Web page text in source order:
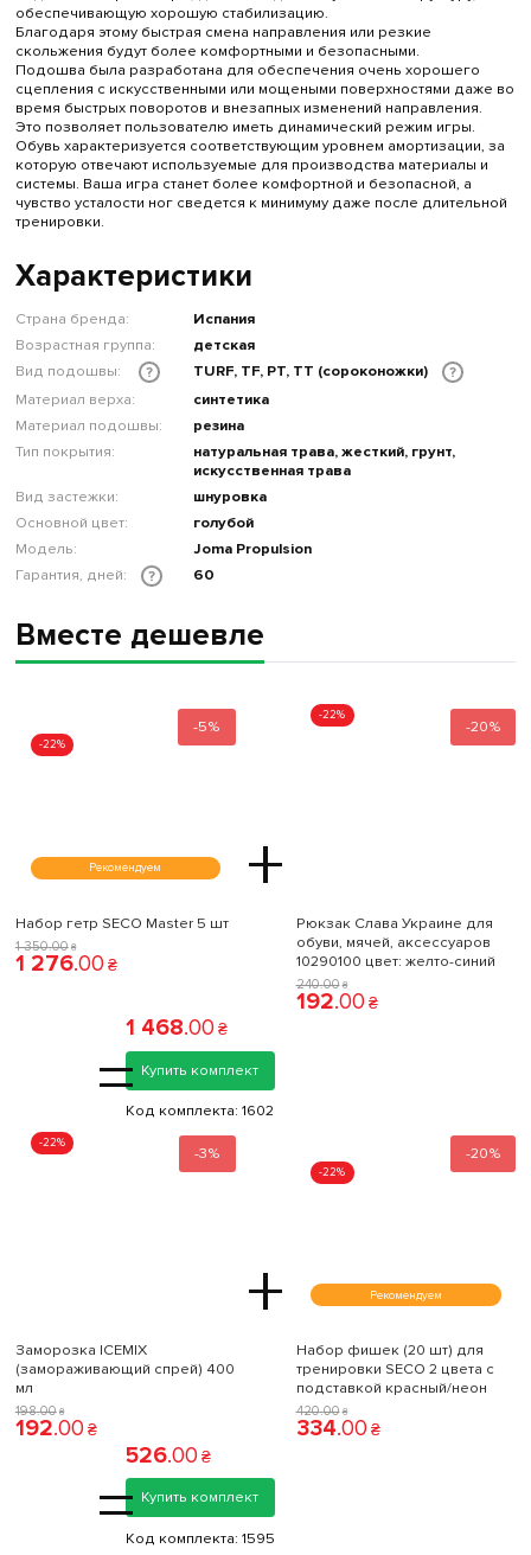
обеспечивающую хорошую стабилизацию.
Благодаря этому быстрая смена направления или резкие
скольжения будут более комфортными и безопасными.
Подошва была разработана для обеспечения очень хорошего
сцепления с искусственными или мощеными поверхностями даже во
время быстрых поворотов и внезапных изменений направления.
Это позволяет пользователю иметь динамический режим игры.
Обувь характеризуется соответствующим уровнем амортизации, за
которую отвечают используемые для производства материалы и
системы. Ваша игра станет более комфортной и безопасной, а
чувство усталости ног сведется к минимуму даже после длительной
тренировки.
Характеристики
Страна бренда:
Испания
Возрастная группа:
детская
Вид подошвы:
? TURF, TF, PT, TT (сороконожки)
?
Материал верха:
синтетика
Материал подошвы:
резина
Тип покрытия:
натуральная трава, жесткий, грунт,
искусственная трава
Вид застежки:
шнуровка
Основной цвет:
голубой
Модель:
Joma Propulsion
Гарантия, дней:
? 60
Вместе дешевле
-5%
Рекомендуем
-22%
+
Набор гетр SECO Master 5 шт
1 350.00 ₴
1 276.00 ₴
-20%
-22%
Рюкзак Слава Украине для
обуви, мячей, аксессуаров
10290100 цвет: желто-синий
240.00 ₴
192.00 ₴
=
1 468.00 ₴
Купить комплект
Код комплекта: 1602
-3%
-22%
+
Заморозка ICEMIX
(замораживающий спрей) 400
мл
198.00 ₴
192.00 ₴
-20%
Рекомендуем
-22%
Набор фишек (20 шт) для
тренировки SECO 2 цвета с
подставкой красный/неон
420.00 ₴
334.00 ₴
=
526.00 ₴
Купить комплект
Код комплекта: 1595